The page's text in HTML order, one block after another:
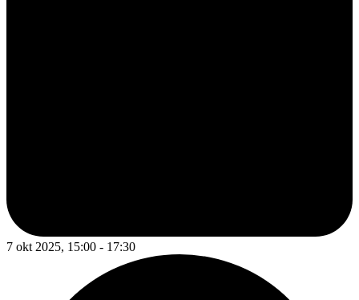
7 okt 2025, 15:00 - 17:30